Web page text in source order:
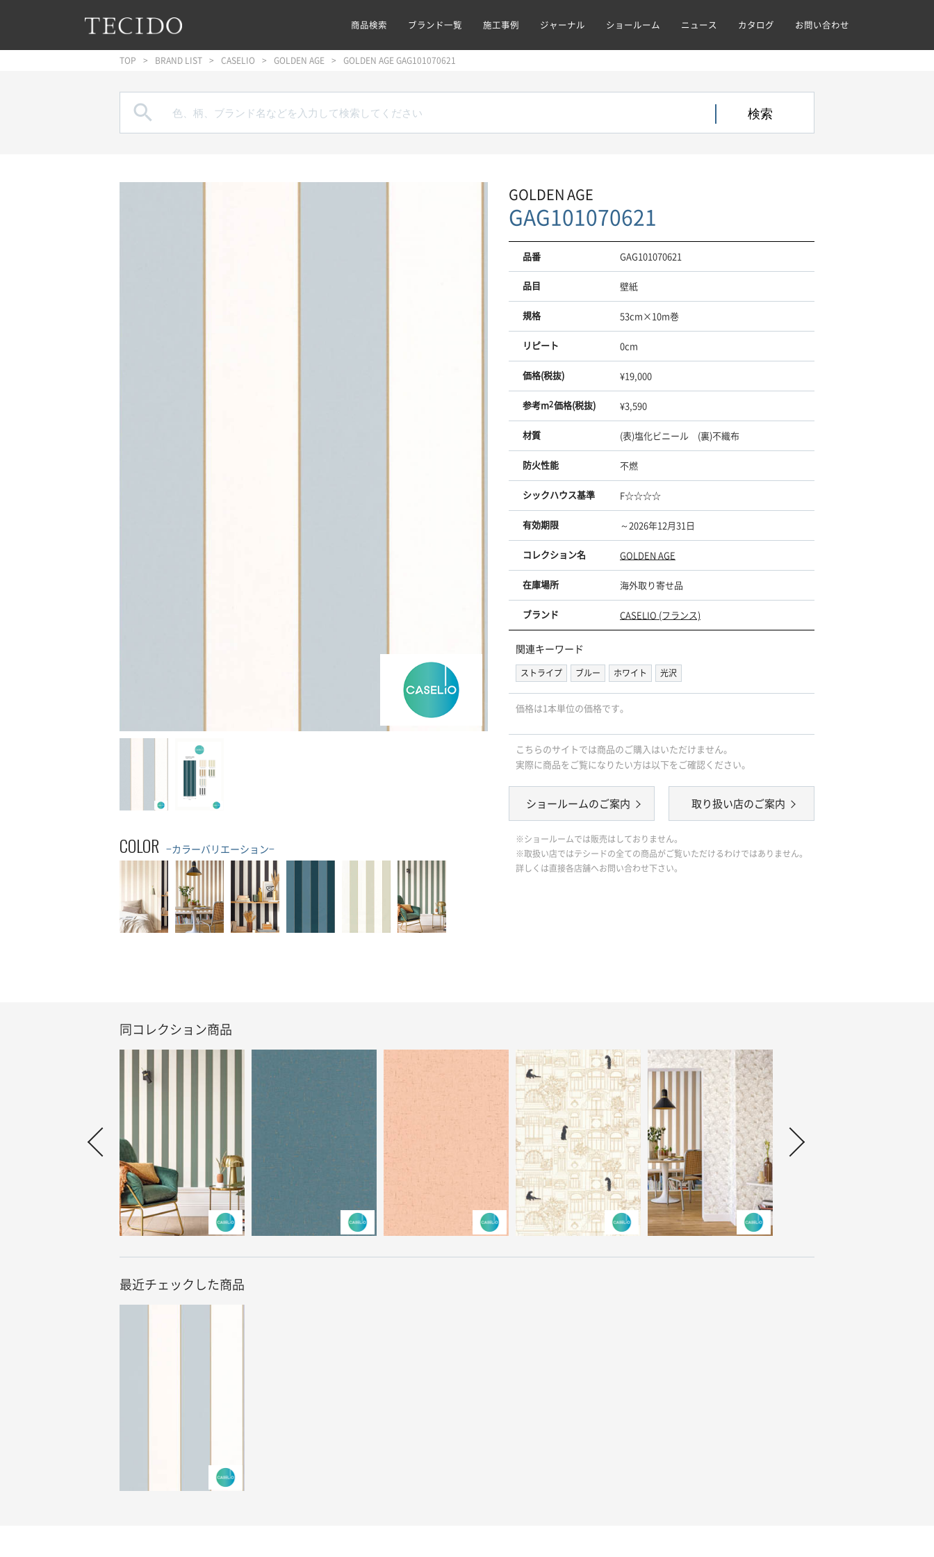
メインナビゲーションへジャンプ
メインコンテンツへジャンプ
フッターへジャンプ 商品検索 ブランド一覧 施工事例 ジャーナル ショールーム ニュース カタログ お問い合わせ
TOP BRAND LIST CASELIO GOLDEN AGE GOLDEN AGE GAG101070621

COLOR −カラーバリエーション−
GOLDEN AGE
GAG101070621
品番 GAG101070621
品目 壁紙
規格 53cm×10m巻
リピート 0cm
価格(税抜) ¥19,000
参考m2価格(税抜) ¥3,590
材質 (表)塩化ビニール (裏)不織布
防火性能 不燃
シックハウス基準 F☆☆☆☆
有効期限 ～2026年12月31日
コレクション名 GOLDEN AGE
在庫場所 海外取り寄せ品
ブランド CASELIO (フランス)
関連キーワード
ストライプ ブルー ホワイト 光沢
価格は1本単位の価格です｡
こちらのサイトでは商品のご購入はいただけません。
実際に商品をご覧になりたい方は以下をご確認ください。
ショールームのご案内 取り扱い店のご案内
※ショールームでは販売はしておりません。
※取扱い店ではテシードの全ての商品がご覧いただけるわけではありません。
詳しくは直接各店舗へお問い合わせ下さい。
同コレクション商品
最近チェックした商品